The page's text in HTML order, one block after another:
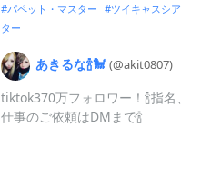
パペット・マスター
ツイキャスシア
ター
あきるな🍾🐩 (@akit0807)
tiktok370万フォロワー！🍾指名、
仕事のご依頼はDMまで🍾